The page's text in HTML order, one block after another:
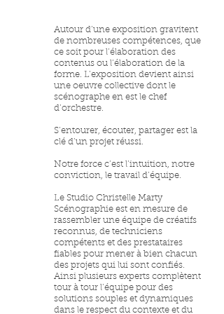
Autour d’une exposition gravitent
de nombreuses compétences, que
ce soit pour l’élaboration des
contenus ou l’élaboration de la
forme. L’exposition devient ainsi
une oeuvre collective dont le
scénographe en est le chef
d’orchestre.
S’entourer, écouter, partager est la
clé d’un projet réussi.
Notre force c’est l’intuition, notre
conviction, le travail d’équipe.
Le Studio Christelle Marty
Scénographie est en mesure de
rassembler une équipe de créatifs
reconnus, de techniciens
compétents et des prestataires
fiables pour mener à bien chacun
des projets qui lui sont confiés.
Ainsi plusieurs experts complètent
tour à tour l’équipe pour des
solutions souples et dynamiques
dans le respect du contexte et du